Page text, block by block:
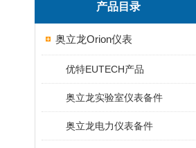
产品目录
奥立龙Orion仪表
优特EUTECH产品
奥立龙实验室仪表备件
奥立龙电力仪表备件